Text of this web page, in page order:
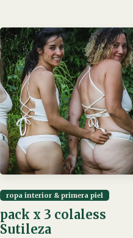
ropa interior & primera piel
pack x 3 colaless
Sutileza